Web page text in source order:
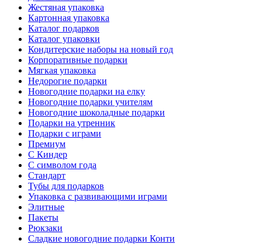
Жестяная упаковка
Картонная упаковка
Каталог подарков
Каталог упаковки
Кондитерские наборы на новый год
Корпоративные подарки
Мягкая упаковка
Недорогие подарки
Новогодние подарки на елку
Новогодние подарки учителям
Новогодние шоколадные подарки
Подарки на утренник
Подарки с играми
Премиум
С Киндер
С символом года
Стандарт
Тубы для подарков
Упаковка с развивающими играми
Элитные
Пакеты
Рюкзаки
Сладкие новогодние подарки Конти